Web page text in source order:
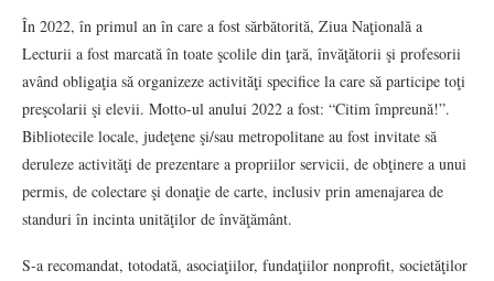
În 2022, în primul an în care a fost sărbătorită, Ziua Naţională a
Lecturii a fost marcată în toate şcolile din ţară, învăţătorii şi profesorii
având obligaţia să organizeze activităţi specifice la care să participe toţi
preşcolarii şi elevii. Motto-ul anului 2022 a fost: “Citim împreună!”.
Bibliotecile locale, judeţene şi/sau metropolitane au fost invitate să
deruleze activităţi de prezentare a propriilor servicii, de obţinere a unui
permis, de colectare şi donaţie de carte, inclusiv prin amenajarea de
standuri în incinta unităţilor de învăţământ.
S-a recomandat, totodată, asociaţiilor, fundaţiilor nonprofit, societăţilor